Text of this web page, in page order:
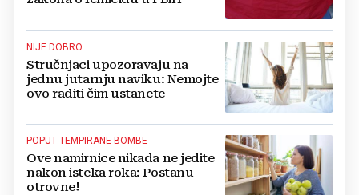
NIJE DOBRO
Stručnjaci upozoravaju na
jednu jutarnju naviku: Nemojte
ovo raditi čim ustanete
POPUT TEMPIRANE BOMBE
Ove namirnice nikada ne jedite
nakon isteka roka: Postanu
otrovne!